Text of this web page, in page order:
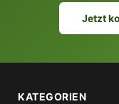
Jetzt
KATEGORIEN